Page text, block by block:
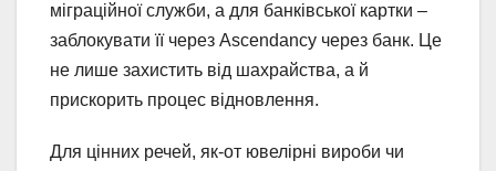
міграційної служби, а для банківської картки –
заблокувати її через Ascendancy через банк. Це
не лише захистить від шахрайства, а й
прискорить процес відновлення.
Для цінних речей, як-от ювелірні вироби чи